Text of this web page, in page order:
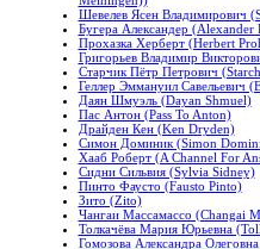
Шевелев Ясен Владимирович
Бугера Александер (Alexander
Прохазка Херберт (Herbert
Григорьев Владимир
Старчик Пётр Петрович
Геллер Эммануил Савельевич
Даян Шмуэль (Dayan Shmuel)
Пас Антон (Pass To Anton)
Драйден Кен (Ken Dryden)
Симон Доминик (Simon
Хааб Роберт (A Channel For
Сидни Сильвия (Sylvia Sidney)
Пинто Фаусто (Fausto Pinto)
Зито (Zito)
Чангаи Массамассо (Changai
Толкачёва Мария Юрьевна
Гомозова Александра